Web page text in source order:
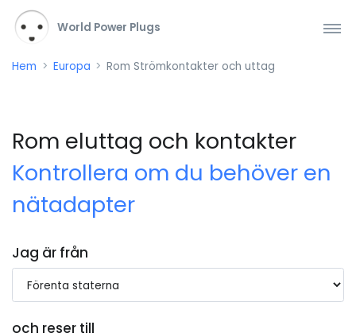
World Power Plugs
Hem Europa Rom Strömkontakter och uttag
Rom eluttag och kontakter
Kontrollera om du behöver en
nätadapter
Jag är från
och reser till